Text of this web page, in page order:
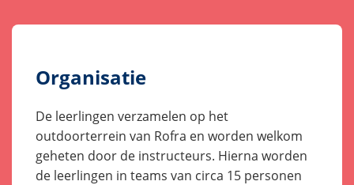
Organisatie
De leerlingen verzamelen op het
outdoorterrein van Rofra en worden welkom
geheten door de instructeurs. Hierna worden
de leerlingen in teams van circa 15 personen